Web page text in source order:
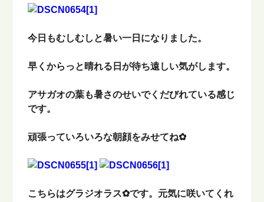
今日もむしむしと暑い一日になりました。
早くからっと晴れる日が待ち遠しい気がします。
アサガオの葉も暑さのせいでくだびれている感じ
です。
頑張っていろいろな朝顔をみせてね✿
こちらはグラジオラス✿です。元気に咲いてくれ